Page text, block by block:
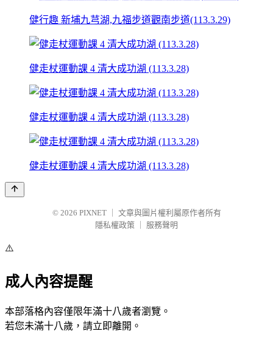
健行趣 新埔九芎湖,九福步道觀南步道(113.3.29)
健走杖運動課 4 清大成功湖 (113.3.28)
健走杖運動課 4 清大成功湖 (113.3.28)
健走杖運動課 4 清大成功湖 (113.3.28)
© 2026 PIXNET
文章與圖片權利屬原作者所有
隱私權政策
服務聲明
⚠️
成人內容提醒
本部落格內容僅限年滿十八歲者瀏覽。
若您未滿十八歲，請立即離開。